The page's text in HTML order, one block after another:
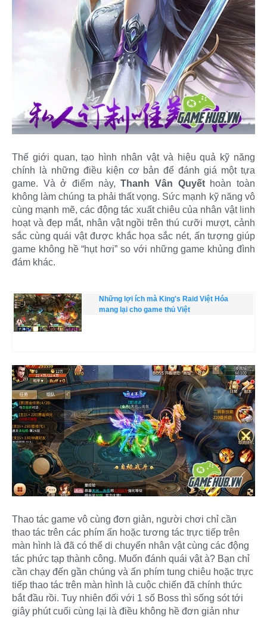
Thế giới quan, tạo hình nhân vật và hiệu quả kỹ năng
chính là những điều kiện cơ bản để đánh giá một tựa
game. Và ở điểm này,Thanh Vân Quyếthoàn toàn
không làm chúng ta phải thất vọng. Sức mạnh kỹ năng vô
cùng mạnh mẽ, các động tác xuất chiêu của nhân vật linh
hoạt và đẹp mắt, nhân vật ngồi trên thú cưỡi mượt, cảnh
sắc cùng quái vật được khắc họa sắc nét, ấn tượng giúp
game không hề “hụt hơi” so với những game khủng đình
đám khác.
Những lợi ích mà King's Raid Việt Hóa
mang lại cho game thủ Việt
Thao tác game vô cùng đơn giản, người chơi chỉ cần
thao tác trên các phím ấn hoặc tương tác trực tiếp trên
màn hình là đã có thể di chuyển nhân vật cùng các động
tác phức tạp thành công. Muốn đánh quái vật à? Bạn chỉ
cần chạy đến gần chúng và ấn phím tung chiêu hoặc trực
tiếp thao tác trên màn hình là cuộc chiến đã chính thức
bắt đầu rồi. Tuy nhiên đối với 1 số Boss thì sống sót tới
giây phút cuối cùng lại là điều không hề đơn giản như